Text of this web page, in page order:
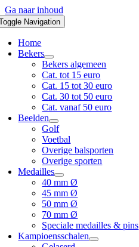
Ga naar inhoud
Navigation
Home
Bekers
Bekers algemeen
Cat. tot 15 euro
Cat. 15 tot 30 euro
Cat. 30 tot 50 euro
Cat. vanaf 50 euro
Beelden
Golf
Voetbal
Overige balsporten
Overige sporten
Medailles
40 mm Ø
45 mm Ø
50 mm Ø
70 mm Ø
Speciale medailles & pins
Kampioensschalen